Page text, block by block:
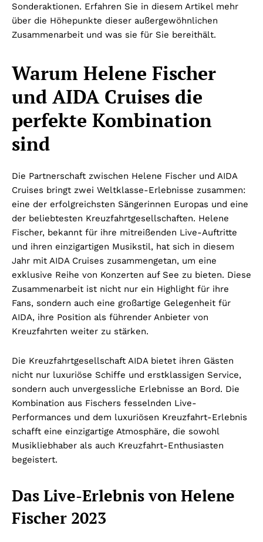
Sonderaktionen. Erfahren Sie in diesem Artikel mehr
über die Höhepunkte dieser außergewöhnlichen
Zusammenarbeit und was sie für Sie bereithält.
Warum Helene Fischer
und AIDA Cruises die
perfekte Kombination
sind
Die Partnerschaft zwischen Helene Fischer und AIDA
Cruises bringt zwei Weltklasse-Erlebnisse zusammen:
eine der erfolgreichsten Sängerinnen Europas und eine
der beliebtesten Kreuzfahrtgesellschaften. Helene
Fischer, bekannt für ihre mitreißenden Live-Auftritte
und ihren einzigartigen Musikstil, hat sich in diesem
Jahr mit AIDA Cruises zusammengetan, um eine
exklusive Reihe von Konzerten auf See zu bieten. Diese
Zusammenarbeit ist nicht nur ein Highlight für ihre
Fans, sondern auch eine großartige Gelegenheit für
AIDA, ihre Position als führender Anbieter von
Kreuzfahrten weiter zu stärken.
Die Kreuzfahrtgesellschaft AIDA bietet ihren Gästen
nicht nur luxuriöse Schiffe und erstklassigen Service,
sondern auch unvergessliche Erlebnisse an Bord. Die
Kombination aus Fischers fesselnden Live-
Performances und dem luxuriösen Kreuzfahrt-Erlebnis
schafft eine einzigartige Atmosphäre, die sowohl
Musikliebhaber als auch Kreuzfahrt-Enthusiasten
begeistert.
Das Live-Erlebnis von Helene
Fischer 2023